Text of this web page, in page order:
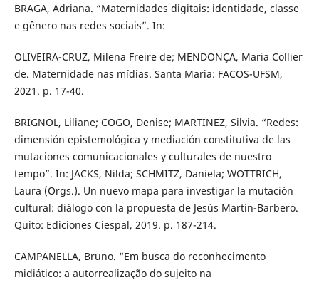
BRAGA, Adriana. “Maternidades digitais: identidade, classe
e gênero nas redes sociais”. In:
OLIVEIRA-CRUZ, Milena Freire de; MENDONÇA, Maria Collier
de. Maternidade nas mídias. Santa Maria: FACOS-UFSM,
2021. p. 17-40.
BRIGNOL, Liliane; COGO, Denise; MARTINEZ, Silvia. “Redes:
dimensión epistemológica y mediación constitutiva de las
mutaciones comunicacionales y culturales de nuestro
tempo”. In: JACKS, Nilda; SCHMITZ, Daniela; WOTTRICH,
Laura (Orgs.). Un nuevo mapa para investigar la mutación
cultural: diálogo con la propuesta de Jesús Martín-Barbero.
Quito: Ediciones Ciespal, 2019. p. 187-214.
CAMPANELLA, Bruno. “Em busca do reconhecimento
midiático: a autorrealização do sujeito na